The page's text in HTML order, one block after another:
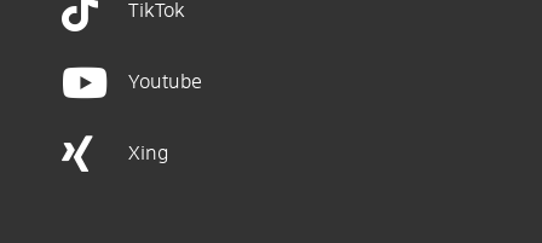
TikTok
Youtube
Xing